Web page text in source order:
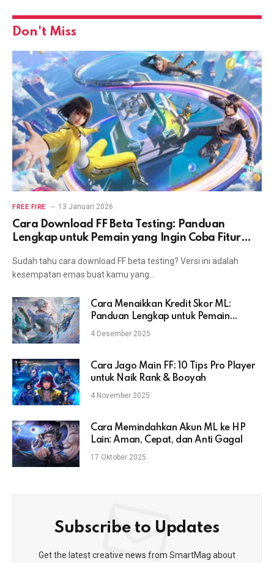
Don't Miss
FREE FIRE 13 Januari 2026
Cara Download FF Beta Testing: Panduan
Lengkap untuk Pemain yang Ingin Coba Fitur
Sudah tahu cara download FF beta testing? Versi ini adalah
kesempatan emas buat kamu yang…
Cara Menaikkan Kredit Skor ML:
Panduan Lengkap untuk Pemain
Mobile Legends
4 Desember 2025
Cara Jago Main FF: 10 Tips Pro Player
untuk Naik Rank & Booyah
4 November 2025
Cara Memindahkan Akun ML ke HP
Lain: Aman, Cepat, dan Anti Gagal
17 Oktober 2025
Subscribe to Updates
Get the latest creative news from SmartMag about